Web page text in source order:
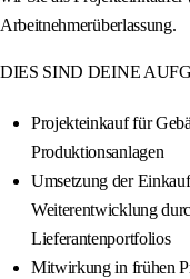
Arbeitnehmerüberlassung.
DIES SIND DEINE
Projekteinkauf für
Produktionsanlagen
Umsetzung der
Weiterentwicklung
Lieferantenportfolios
Mitwirkung in frühen